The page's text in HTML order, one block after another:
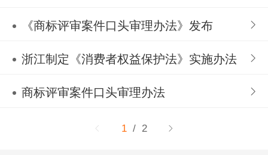
《商标评审案件口头审理办法》发布
浙江制定《消费者权益保护法》实施办法
商标评审案件口头审理办法
1 / 2